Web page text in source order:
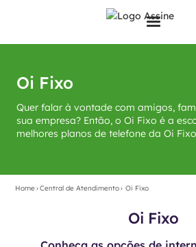
Oi Fixo
Quer falar à vontade com amigos,
sua empresa? Então, o Oi Fixo é a
melhores planos de telefone da Oi
Home›Central de Atendimento› Oi Fixo
Oi Fixo